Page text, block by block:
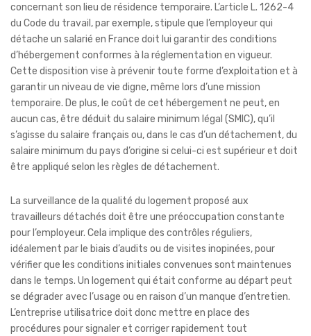
concernant son lieu de résidence temporaire. L’article L. 1262-4
du Code du travail, par exemple, stipule que l’employeur qui
détache un salarié en France doit lui garantir des conditions
d’hébergement conformes à la réglementation en vigueur.
Cette disposition vise à prévenir toute forme d’exploitation et à
garantir un niveau de vie digne, même lors d’une mission
temporaire. De plus, le coût de cet hébergement ne peut, en
aucun cas, être déduit du salaire minimum légal (SMIC), qu’il
s’agisse du salaire français ou, dans le cas d’un détachement, du
salaire minimum du pays d’origine si celui-ci est supérieur et doit
être appliqué selon les règles de détachement.
La surveillance de la qualité du logement proposé aux
travailleurs détachés doit être une préoccupation constante
pour l’employeur. Cela implique des contrôles réguliers,
idéalement par le biais d’audits ou de visites inopinées, pour
vérifier que les conditions initiales convenues sont maintenues
dans le temps. Un logement qui était conforme au départ peut
se dégrader avec l’usage ou en raison d’un manque d’entretien.
L’entreprise utilisatrice doit donc mettre en place des
procédures pour signaler et corriger rapidement tout